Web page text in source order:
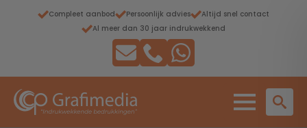
Compleet aanbod Persoonlijk advies
Altijd snel contact
Al meer dan 30 jaar indrukwekkend